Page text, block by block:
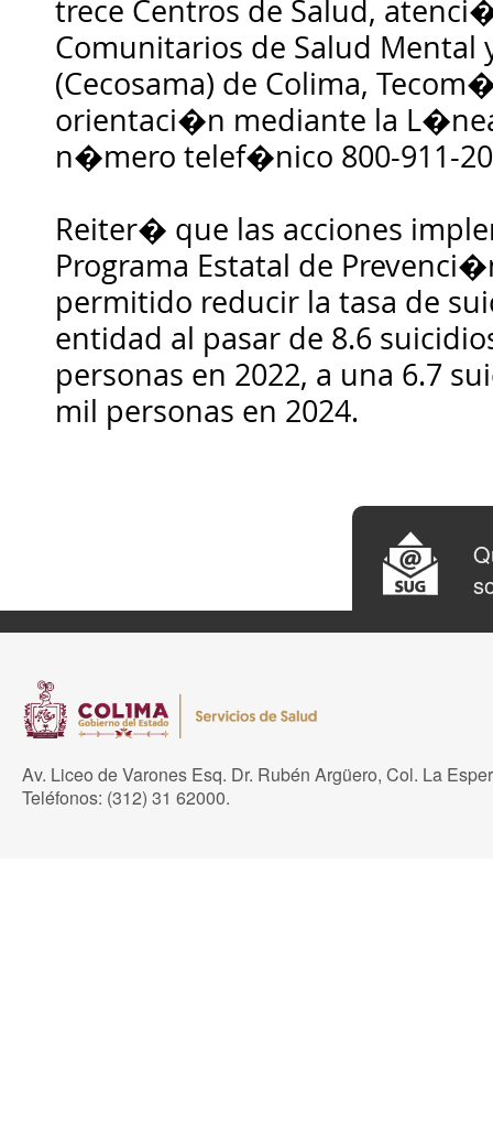
trece Centros de Salud,
Comunitarios de Salud Mental
(Cecosama) de Colima,
orientaci�n mediante la
n�mero telef�nico 800-911-
Reiter� que las acciones
Programa Estatal de
permitido reducir la tasa de
entidad al pasar de 8.6
personas en 2022, a una 6.7
mil personas en 2024.
Av. Liceo de Varones Esq. Dr. Rubén Argüero, Col. La
Teléfonos: (312) 31 62000.